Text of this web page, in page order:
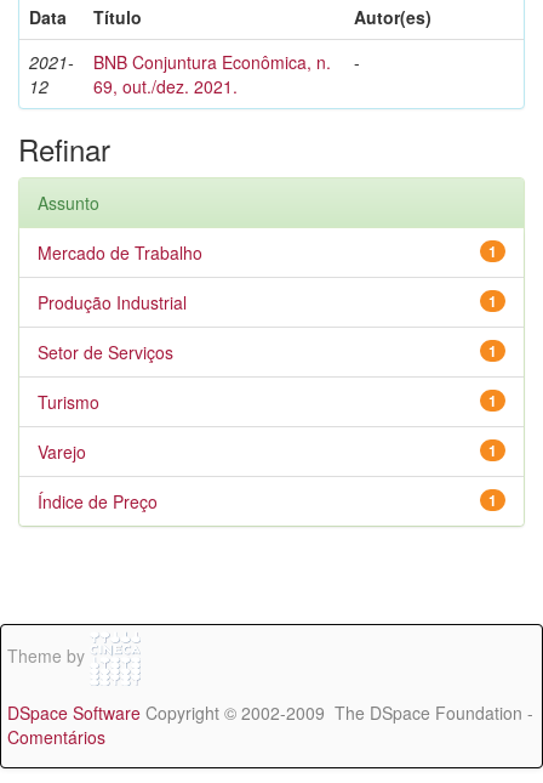
Data
Título
Autor(es)
2021-
12
BNB Conjuntura Econômica, n.
69, out./dez. 2021.
-
Refinar
Assunto
1
Mercado de Trabalho
1
Produção Industrial
1
Setor de Serviços
1
Turismo
1
Varejo
1
Índice de Preço
Theme by
DSpace Software Copyright © 2002-2009 The DSpace Foundation -
Comentários